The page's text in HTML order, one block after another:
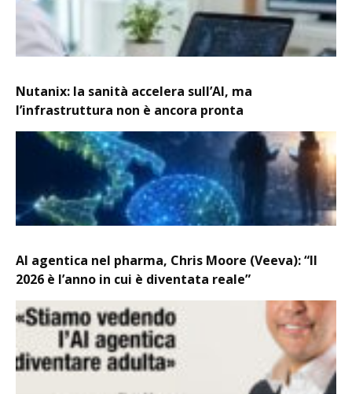
Nutanix: la sanità accelera sull’AI, ma
l’infrastruttura non è ancora pronta
AI agentica nel pharma, Chris Moore (Veeva): “Il
2026 è l’anno in cui è diventata reale”